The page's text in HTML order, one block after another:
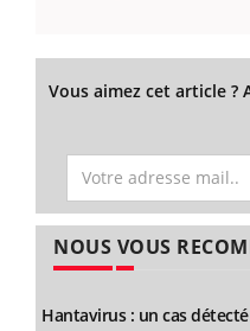
Vous aimez cet article ?
NOUS VOUS
Hantavirus : un cas